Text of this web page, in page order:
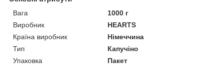
Вага
1000 г
Виробник
HEARTS
Країна виробник
Німеччина
Тип
Капучіно
Упаковка
Пакет